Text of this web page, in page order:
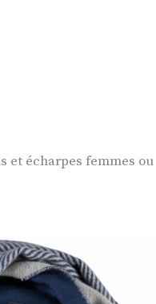
et écharpes femmes ou